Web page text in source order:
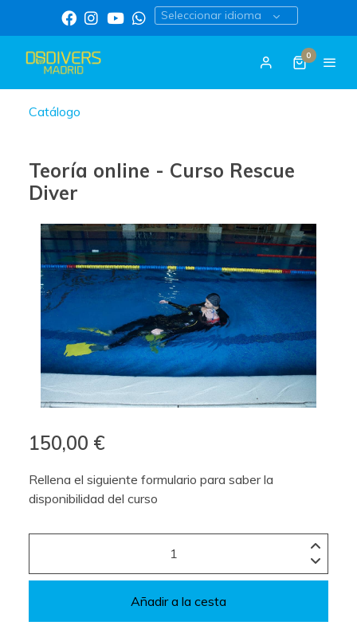
Seleccionar idioma
0
Catálogo
Teoría online - Curso Rescue
Diver
150,00 €
Rellena el siguiente formulario para saber la
disponibilidad del curso
Añadir a la cesta